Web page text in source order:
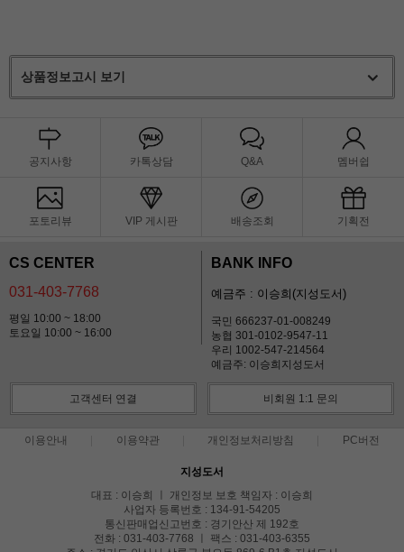
상품정보고시 보기
공지사항 카톡상담 Q&A 멤버쉽
포토리뷰 VIP 게시판 배송조회 기획전
CS CENTER
031-403-7768
평일 10:00 ~ 18:00
토요일 10:00 ~ 16:00
BANK INFO
예금주 : 이승희(지성도서)
국민 666237-01-008249
농협 301-0102-9547-11
우리 1002-547-214564
예금주: 이승희지성도서
고객센터 연결 비회원 1:1 문의
이용안내 이용약관 개인정보처리방침 PC버전
지성도서
대표 : 이승희 ㅣ 개인정보 보호 책임자 : 이승희
사업자 등록번호 : 134-91-54205
통신판매업신고번호 : 경기안산 제 192호
전화 : 031-403-7768 ㅣ 팩스 : 031-403-6355